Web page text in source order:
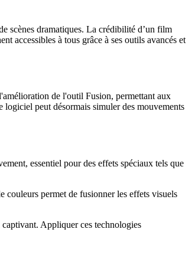
scènes dramatiques. La crédibilité d’un film
accessibles à tous grâce à ses outils avancés et
de l'outil Fusion, permettant aux
peut désormais simuler des mouvements
essentiel pour des effets spéciaux tels que
couleurs permet de fusionner les effets visuels
Appliquer ces technologies